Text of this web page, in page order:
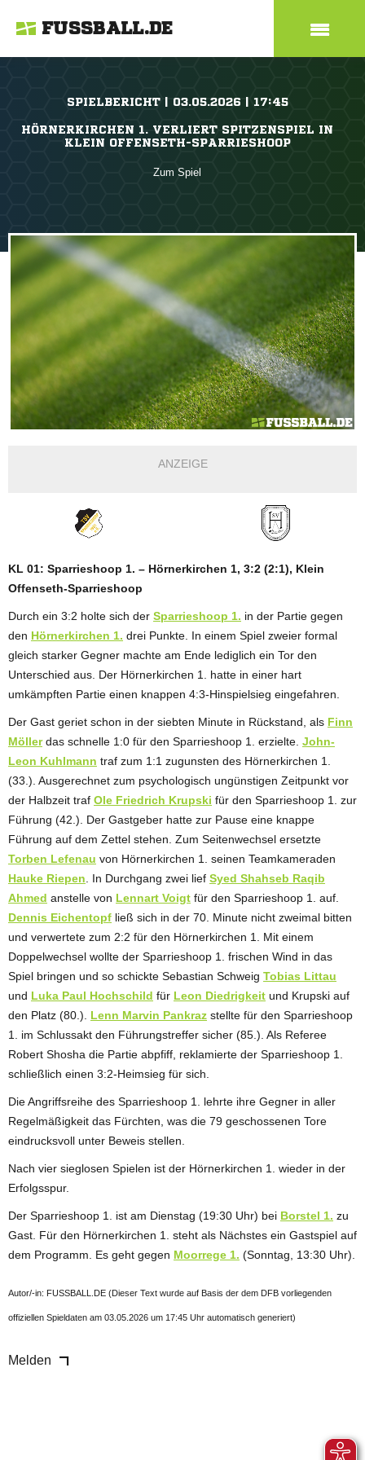
FUSSBALL.DE
SPIELBERICHT | 03.05.2026 | 17:45
HÖRNERKIRCHEN 1. VERLIERT SPITZENSPIEL IN
KLEIN OFFENSETH-SPARRIESHOOP
Zum Spiel
ANZEIGE
KL 01: Sparrieshoop 1. – Hörnerkirchen 1, 3:2 (2:1), Klein
Offenseth-Sparrieshoop
Durch ein 3:2 holte sich der Sparrieshoop 1. in der Partie gegen
den Hörnerkirchen 1. drei Punkte. In einem Spiel zweier formal
gleich starker Gegner machte am Ende lediglich ein Tor den
Unterschied aus. Der Hörnerkirchen 1. hatte in einer hart
umkämpften Partie einen knappen 4:3-Hinspielsieg eingefahren.
Der Gast geriet schon in der siebten Minute in Rückstand, als Finn
Möllerdas schnelle 1:0 für den Sparrieshoop 1. erzielte. John-
Leon Kuhlmann traf zum 1:1 zugunsten des Hörnerkirchen 1.
(33.). Ausgerechnet zum psychologisch ungünstigen Zeitpunkt vor
der Halbzeit traf Ole Friedrich Krupski für den Sparrieshoop 1. zur
Führung (42.). Der Gastgeber hatte zur Pause eine knappe
Führung auf dem Zettel stehen. Zum Seitenwechsel ersetzte
Torben Lefenau von Hörnerkirchen 1. seinen Teamkameraden
Hauke Riepen . In Durchgang zwei lief Syed Shahseb Raqib
Ahmed anstelle von Lennart Voigt für den Sparrieshoop 1. auf.
Dennis Eichentopf ließ sich in der 70. Minute nicht zweimal bitten
und verwertete zum 2:2 für den Hörnerkirchen 1. Mit einem
Doppelwechsel wollte der Sparrieshoop 1. frischen Wind in das
Spiel bringen und so schickte Sebastian Schweig Tobias Littau
und Luka Paul Hochschild für Leon Diedrigkeit und Krupski auf
den Platz (80.). Lenn Marvin Pankraz stellte für den Sparrieshoop
1. im Schlussakt den Führungstreffer sicher (85.). Als Referee
Robert Shosha die Partie abpfiff, reklamierte der Sparrieshoop 1.
schließlich einen 3:2-Heimsieg für sich.
Die Angriffsreihe des Sparrieshoop 1. lehrte ihre Gegner in aller
Regelmäßigkeit das Fürchten, was die 79 geschossenen Tore
eindrucksvoll unter Beweis stellen.
Nach vier sieglosen Spielen ist der Hörnerkirchen 1. wieder in der
Erfolgsspur.
Der Sparrieshoop 1. ist am Dienstag (19:30 Uhr) bei Borstel 1. zu
Gast. Für den Hörnerkirchen 1. steht als Nächstes ein Gastspiel auf
dem Programm. Es geht gegen Moorrege 1. (Sonntag, 13:30 Uhr).
Autor/-in: FUSSBALL.DE (Dieser Text wurde auf Basis der dem DFB vorliegenden
offiziellen Spieldaten am 03.05.2026 um 17:45 Uhr automatisch generiert)
Melden